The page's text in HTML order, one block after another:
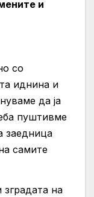
и
со
иднина и
да ја
пуштивме
заедница
самите
зградата на